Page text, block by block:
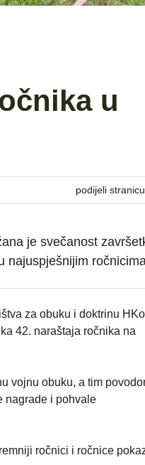
u
podijeli
je svečanost
najuspješnijim
za obuku i doktrinu
42. naraštaja ročnika na
vojnu obuku, a tim
nagrade i pohvale
ročnici i ročnice